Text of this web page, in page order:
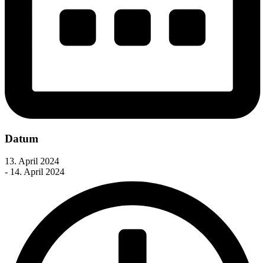
Datum
13. April 2024
- 14. April 2024